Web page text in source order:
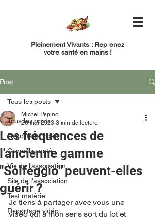
Pleinement Vivants : Reprenez
votre santé en mains !
Post
Tous les posts
Reportage vidéo
Conseils santé
Vie de l'association
Site de l'association
Test matériel
Reportage vidéo
Tous les posts
Les fréquences de
l'ancienne gamme
"Solfeggio" peuvent-elles
guérir ?
Michel Pepino
26 mai 2023 3 min de lecture
Je tiens à partager avec vous une
vidéo qui à mon sens sort du lot et